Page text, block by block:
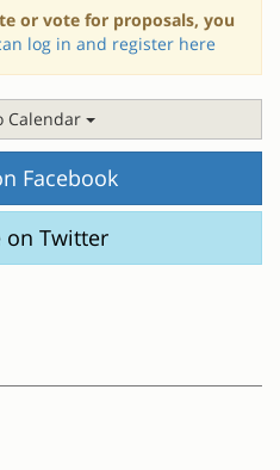
or vote for proposals, you
log in and register here
Calendar
Facebook
on Twitter